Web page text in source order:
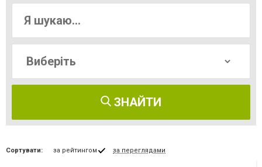
ЗНАЙТИ
Сортувати: за рейтингом за переглядами